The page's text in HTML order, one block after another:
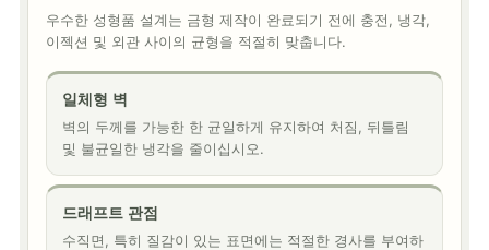
우수한 성형품 설계는 금형 제작이 완료되기 전에 충전, 냉각,
이젝션 및 외관 사이의 균형을 적절히 맞춥니다.
일체형 벽
벽의 두께를 가능한 한 균일하게 유지하여 처짐, 뒤틀림
및 불균일한 냉각을 줄이십시오.
드래프트 관점
수직면, 특히 질감이 있는 표면에는 적절한 경사를 부여하